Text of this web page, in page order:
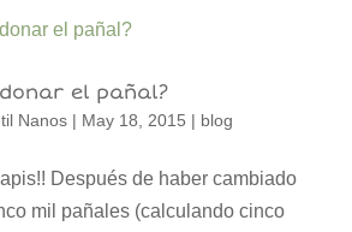
el pañal?
Nanos| May 18, 2015 | blog
Después de haber cambiado
mil pañales (calculando cinco